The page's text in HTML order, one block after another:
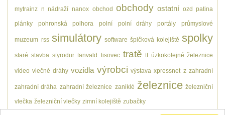
mytrainz n nádraží nanox obchod obchody ostatní ozd patina
plánky pohronská polhora polní polní dráhy portály průmyslové
muzeum rss simulátory software špičková kolejiště spolky
staré stavba styrodur tanvald tisovec tratě tt úzkokolejné železnice
video vlečné dráhy vozidla výrobci výstava xpressnet z zahradní
zahradní dráha zahradní železnice zaniklé železnice železniční
vlečka železniční vlečky zimní kolejiště zubačky